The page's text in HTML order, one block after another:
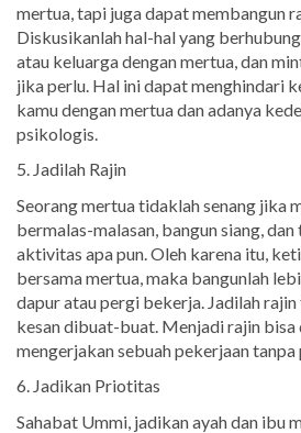
mertua, tapi juga dapat membangun
Diskusikanlah hal-hal yang
atau keluarga dengan mertua, dan
jika perlu. Hal ini dapat menghindari
kamu dengan mertua dan adanya
psikologis.
5. Jadilah Rajin
Seorang mertua tidaklah senang jika
bermalas-malasan, bangun siang,
aktivitas apa pun. Oleh karena itu,
bersama mertua, maka bangunlah
dapur atau pergi bekerja. Jadilah
kesan dibuat-buat. Menjadi rajin bisa
mengerjakan sebuah pekerjaan tanpa
6. Jadikan Priotitas
Sahabat Ummi, jadikan ayah dan ibu